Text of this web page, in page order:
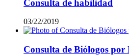
Consulta de habilidad
03/22/2019
Consulta de Biólogos por